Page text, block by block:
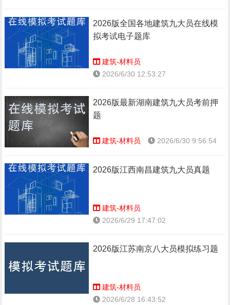
2026版全国各地建筑九大员在线模
拟考试电子题库
建筑-材料员
2026/6/30 12:53:27
2026版最新湖南建筑九大员考前押
题
建筑-材料员 2026/6/30 9:56:54
2026版江西南昌建筑九大员真题
建筑-材料员
2026/6/29 17:47:02
2026版江苏南京八大员模拟练习题
建筑-材料员
2026/6/28 16:43:52